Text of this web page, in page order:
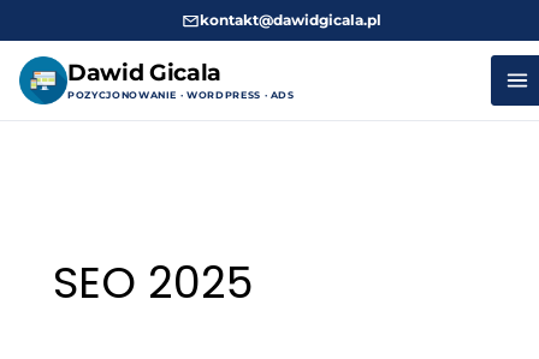
kontakt@dawidgicala.pl
Dawid Gicala
POZYCJONOWANIE · WORDPRESS · ADS
SEO 2025